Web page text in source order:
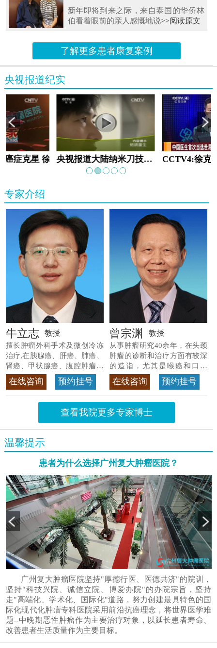
新年即将到来之际，来自泰国的华侨林
伯看着眼前的亲人感慨地说>>阅读原文
了解更多患者康复案例
央视报道纪实
癌症克星 徐克成 央视报道大陆纳米刀技术手术：绝境重生
专家介绍
牛立志 教授
擅长肿瘤外科手术及微创冷冻
治疗,在胰腺癌、肝癌、肺癌、
肾癌、甲状腺癌、腹腔肿瘤等
>>查看专家详情
在线咨询 预约挂号
曾宗渊 教授
从事肿瘤研究40余年，在头颈
肿瘤的诊断和治疗方面有较深
的造诣，尤其是喉癌和口腔
癌，迄今仍是广东喉癌单病种
首席专家 >>查看专家详情
在线咨询 预约挂号
查看我院更多专家博士
温馨提示
患者为什么选择广州复大肿瘤医院？
广州复大肿瘤医院坚持"厚德行医、医德共济"的院训，
坚持"科技兴院、诚信立院、博爱办院"的办院宗旨，坚持
走"高端化、学术化、国际化"道路，努力创建最具特色的国
际化现代化肿瘤专科医院采用前沿抗癌理念，将世界医学难
题--中晚期恶性肿瘤作为主要治疗对象，以延长患者寿命、
改善患者生活质量作为主要目标。